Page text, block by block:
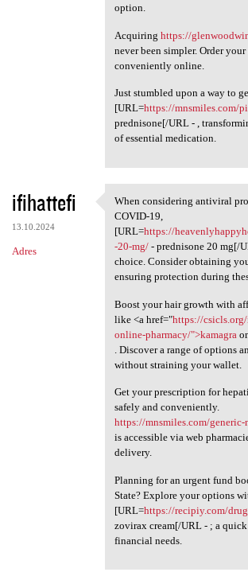
option.
Acquiring https://
never been simpler. Order
conveniently online.
Just stumbled upon a way to
[URL=https://mnsmiles.com/
prednisone[/URL - ,
of essential medication.
ifihattefi
13.10.2024
Adres
When considering
When considering antiviral
COVID-19,
[URL=https://
-20-mg/- prednisone 20 mg[/
choice. Consider obtaining
ensuring protection during
Boost your hair growth with
like <a href="https://
online-pharmacy/">kamagra
. Discover a range of options
without straining your wallet.
Get your prescription for
safely and conveniently.
https://mnsmiles.com/
is accessible via web
delivery.
Planning for an urgent fund
State? Explore your options
[URL=https://recipiy.com/
zovirax cream[/URL - ; a
financial needs.